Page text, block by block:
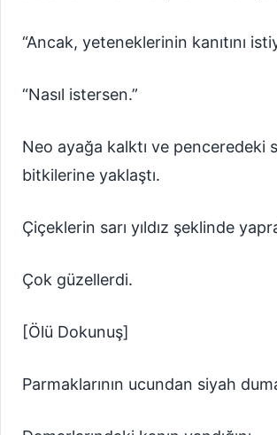
“Ancak, yeteneklerinin kanıtını
“Nasıl istersen.”
Neo ayağa kalktı ve penceredeki
bitkilerine yaklaştı.
Çiçeklerin sarı yıldız şeklinde
Çok güzellerdi.
[Ölü Dokunuş]
Parmaklarının ucundan siyah